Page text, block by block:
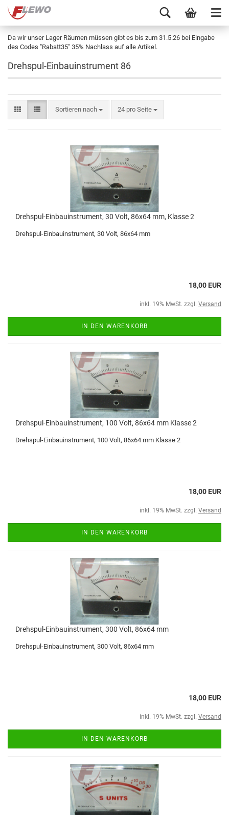
Da wir unser Lager Räumen müssen gibt es bis zum 31.5.26 bei Eingabe
des Codes "Rabatt35" 35% Nachlass auf alle Artikel.
Drehspul-Einbauinstrument 86
Sortieren nach 24 pro Seite
Drehspul-Einbauinstrument, 30 Volt, 86x64 mm, Klasse 2
Drehspul-Einbauinstrument, 30 Volt, 86x64 mm
18,00 EUR
inkl. 19% MwSt. zzgl. Versand
IN DEN WARENKORB
Drehspul-Einbauinstrument, 100 Volt, 86x64 mm Klasse 2
Drehspul-Einbauinstrument, 100 Volt, 86x64 mm Klasse 2
18,00 EUR
inkl. 19% MwSt. zzgl. Versand
IN DEN WARENKORB
Drehspul-Einbauinstrument, 300 Volt, 86x64 mm
Drehspul-Einbauinstrument, 300 Volt, 86x64 mm
18,00 EUR
inkl. 19% MwSt. zzgl. Versand
IN DEN WARENKORB